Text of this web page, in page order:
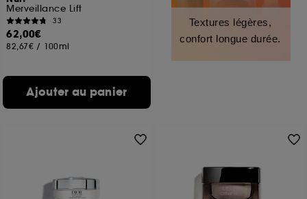
Merveillance Lift
33
62,00€
82,67€ / 100ml
Ajouter au panier
Textures légères,
confort longue durée.